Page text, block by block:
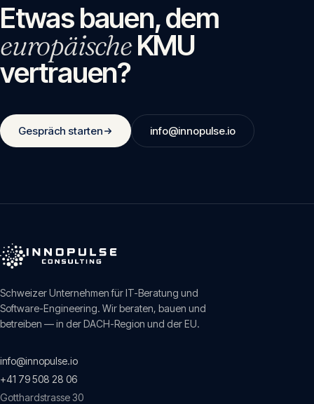
Etwas bauen, dem
europäischeKMU
vertrauen?
Gespräch starten info@innopulse.io
Schweizer Unternehmen für IT-Beratung und
Software-Engineering. Wir beraten, bauen und
betreiben — in der DACH-Region und der EU.
info@innopulse.io
+41 79 508 28 06
Gotthardstrasse 30